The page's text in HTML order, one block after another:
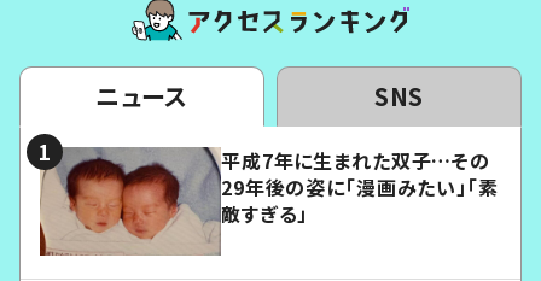
ニュース SNS
平成7年に生まれた双子…その
29年後の姿に「漫画みたい」「素
敵すぎる」